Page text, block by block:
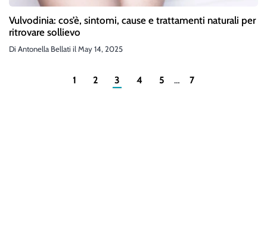
Vulvodinia: cos’è, sintomi, cause e trattamenti naturali per
ritrovare sollievo
Di Antonella Bellati ilMay 14, 2025
1 2 3 4 5 … 7